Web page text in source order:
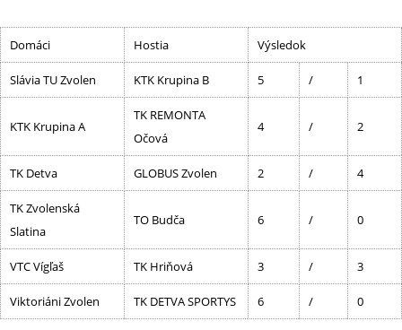
Domáci Hostia Výsledok
Slávia TU Zvolen KTK Krupina B 5 / 1
KTK Krupina A
TK REMONTA
Očová
4 / 2
TK Detva GLOBUS Zvolen 2 / 4
TK Zvolenská
Slatina
TO Budča 6 / 0
VTC Vígľaš TK Hriňová 3 / 3
Viktoriáni Zvolen TK DETVA SPORTYS 6 / 0